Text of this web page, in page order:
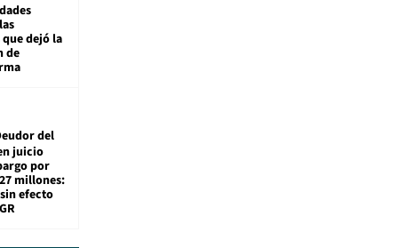
dejó la
de
del
juicio
por
millones:
efecto